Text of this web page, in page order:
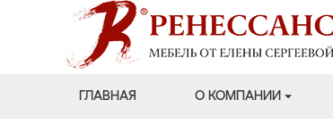
ГЛАВНАЯ О КОМПАНИИ